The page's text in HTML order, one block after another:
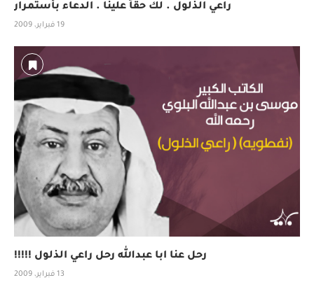
راعي الذلول . لك حقاً علينا . الدعاء بأستمرار
19 فبراير، 2009
رحل عنا ابا عبدالله رحل راعي الذلول !!!!!
13 فبراير، 2009